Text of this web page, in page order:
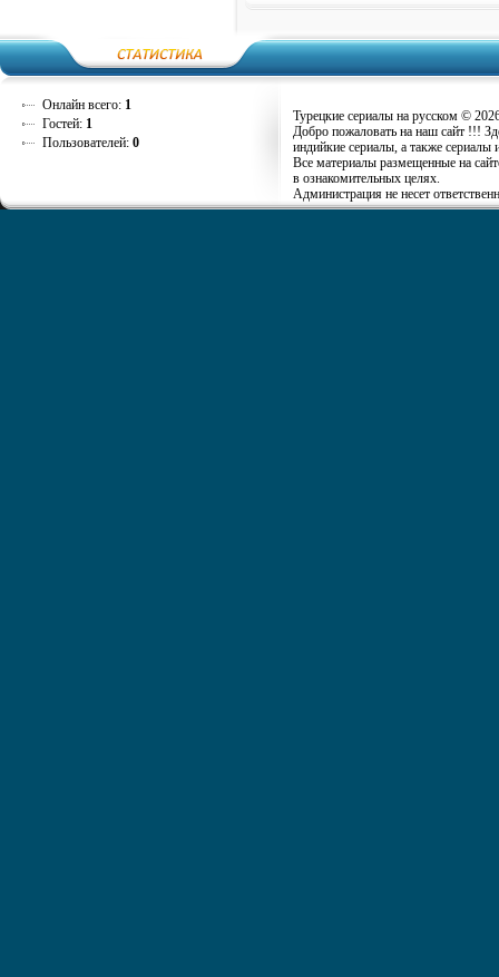
Онлайн всего: 1
Гостей: 1
Пользователей: 0
Турецкие сериалы на русском ©
Добро пожаловать на наш сайт !!!
индийкие сериалы, а также сериалы
Все материалы размещенные на
в ознакомительных целях.
Администрация не несет